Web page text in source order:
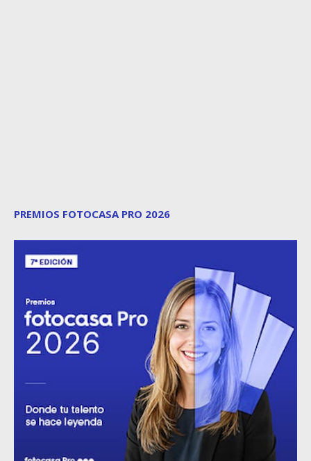
PREMIOS FOTOCASA PRO 2026